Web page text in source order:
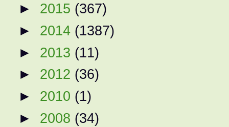
► 2015 (367)
► 2014 (1387)
► 2013 (11)
► 2012 (36)
► 2010 (1)
► 2008 (34)